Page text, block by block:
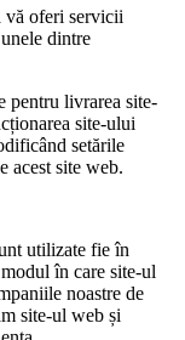
vă oferi servicii
dintre
pentru livrarea site-
site-ului
setările
acest site web.
utilizate fie în
în care site-ul
noastre de
site-ul web și